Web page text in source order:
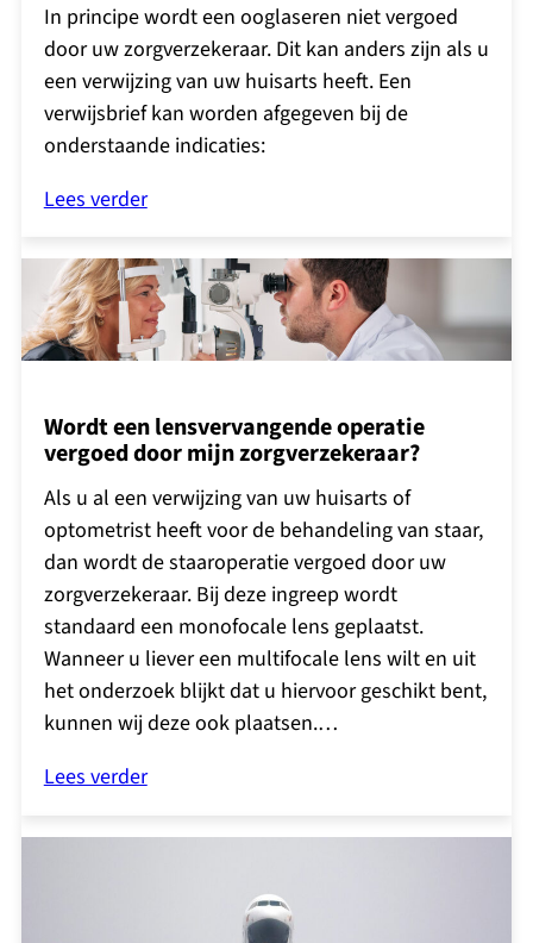
In principe wordt een ooglaseren niet vergoed
door uw zorgverzekeraar. Dit kan anders zijn als u
een verwijzing van uw huisarts heeft. Een
verwijsbrief kan worden afgegeven bij de
onderstaande indicaties:
Lees verder
Wordt een lensvervangende operatie
vergoed door mijn zorgverzekeraar?
Als u al een verwijzing van uw huisarts of
optometrist heeft voor de behandeling van staar,
dan wordt de staaroperatie vergoed door uw
zorgverzekeraar. Bij deze ingreep wordt
standaard een monofocale lens geplaatst.
Wanneer u liever een multifocale lens wilt en uit
het onderzoek blijkt dat u hiervoor geschikt bent,
kunnen wij deze ook plaatsen.…
Lees verder